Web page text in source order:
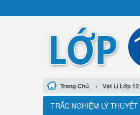
Trang Chủ › Vật Lí Lớp 12
TRẮC NGHIỆM LÝ THUYẾT